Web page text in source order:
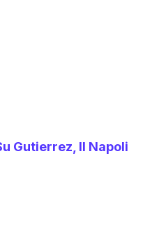
Gutierrez, Il Napoli